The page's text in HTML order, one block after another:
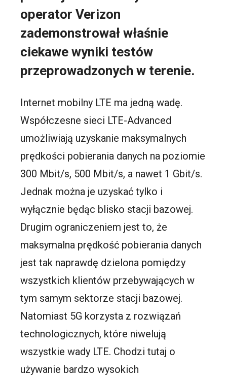
operator Verizon
zademonstrował właśnie
ciekawe wyniki testów
przeprowadzonych w terenie.
Internet mobilny LTE ma jedną wadę.
Współczesne sieci LTE-Advanced
umożliwiają uzyskanie maksymalnych
prędkości pobierania danych na poziomie
300 Mbit/s, 500 Mbit/s, a nawet 1 Gbit/s.
Jednak można je uzyskać tylko i
wyłącznie będąc blisko stacji bazowej.
Drugim ograniczeniem jest to, że
maksymalna prędkość pobierania danych
jest tak naprawdę dzielona pomiędzy
wszystkich klientów przebywających w
tym samym sektorze stacji bazowej.
Natomiast 5G korzysta z rozwiązań
technologicznych, które niwelują
wszystkie wady LTE. Chodzi tutaj o
używanie bardzo wysokich